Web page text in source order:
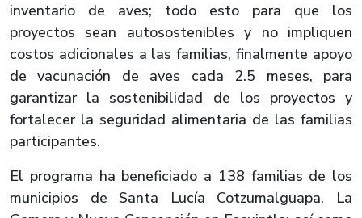
inventario de aves; todo esto para que los
proyectos sean autosostenibles y no impliquen
costos adicionales a las familias, finalmente apoyo
de vacunación de aves cada 2.5 meses, para
garantizar la sostenibilidad de los proyectos y
fortalecer la seguridad alimentaria de las familias
participantes.
El programa ha beneficiado a 138 familias de los
municipios de Santa Lucía Cotzumalguapa, La